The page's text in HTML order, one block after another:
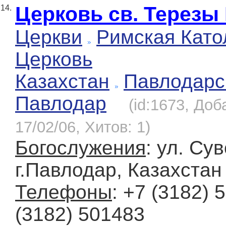
14. Церковь св.
Церкви
Римская
Церковь
Казахстан
Павлодар
(id:1673,
17/02/06, Хитов: 1)
Богослужения: ул.
г.Павлодар, Казахстан
Телефоны: +7 (3182)
(3182) 501483